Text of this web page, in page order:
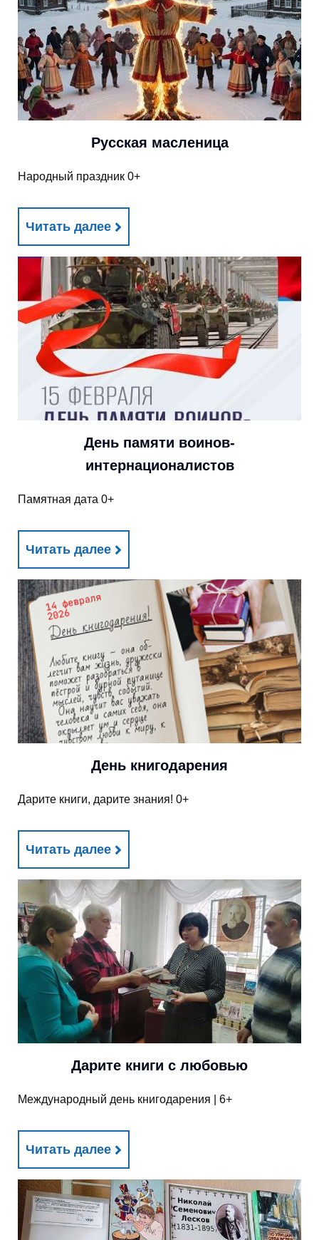
Русская масленица
Народный праздник 0+
Читать далее
День памяти воинов-
интернационалистов
Памятная дата 0+
Читать далее
День книгодарения
Дарите книги, дарите знания! 0+
Читать далее
Дарите книги с любовью
Международный день книгодарения | 6+
Читать далее